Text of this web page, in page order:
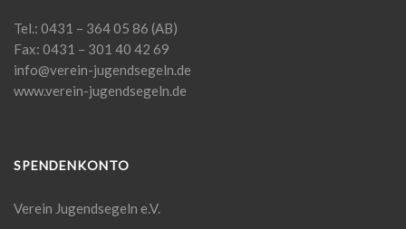
Tel.: 0431 – 364 05 86 (AB)
Fax: 0431 – 301 40 42 69
info@verein-jugendsegeln.de
www.verein-jugendsegeln.de
SPENDENKONTO
Verein Jugendsegeln e.V.